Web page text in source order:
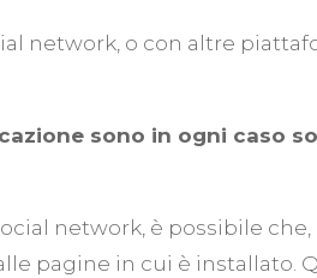
network, o con altre
sono in ogni caso
network, è possibile
pagine in cui è installato.